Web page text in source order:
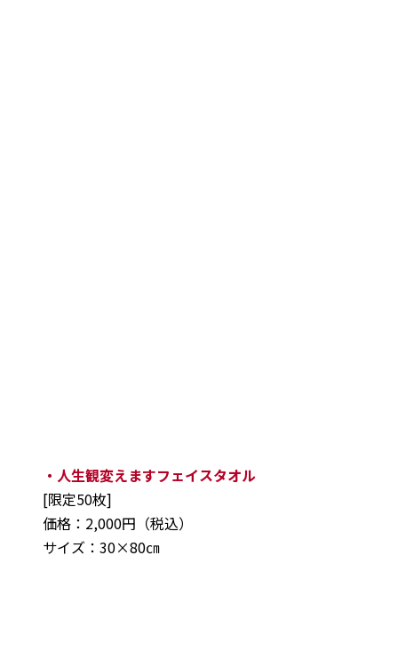
・人生観変えますフェイスタオル
[限定50枚]
価格：2,000円（税込）
サイズ：30×80㎝